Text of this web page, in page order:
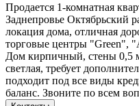
Продается 1-комнатная
Заднепровье Октябрьский
локация дома, отличная
торговые центры "Green",
Дом кирпичный, стены 0,5
светлая, требует
подходит под все виды
баланс. Звоните по всем